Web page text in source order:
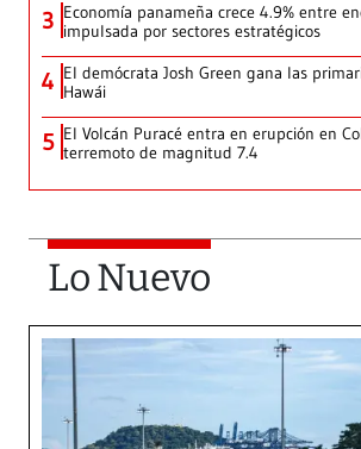
3 Economía panameña crece 4.9% entre
impulsada por sectores estratégicos
4 El demócrata Josh Green gana las
Hawái
5 El Volcán Puracé entra en erupción en
terremoto de magnitud 7.4
Lo Nuevo